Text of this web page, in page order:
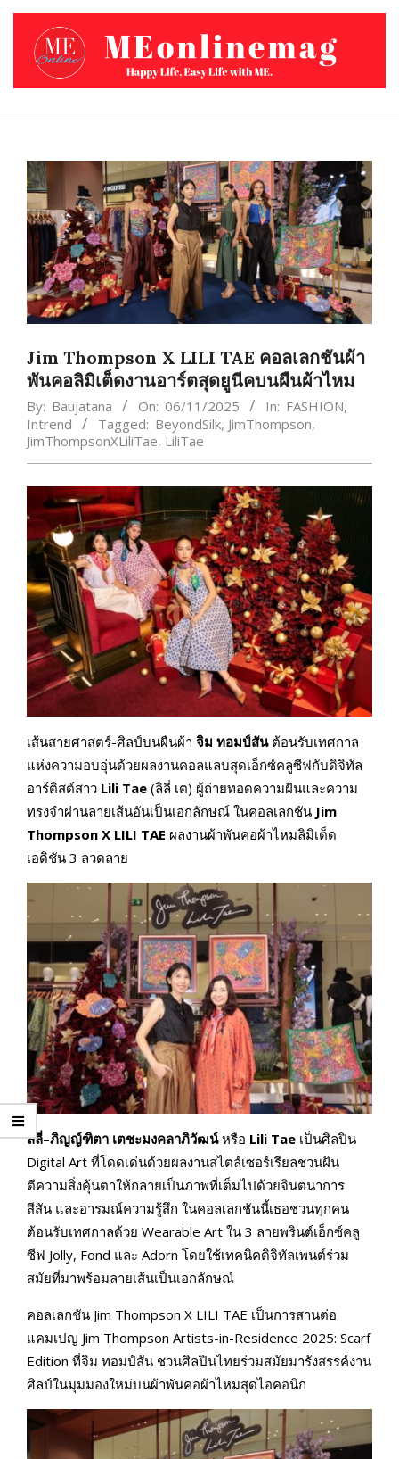
Skip
content
Primary
Menu
Jim Thompson X LILI TAE คอลเลกชันผ้า
พันคอลิมิเต็ดงานอาร์ตสุดยูนีคบนผืนผ้าไหม
By: Baujatana On: 06/11/2025 In: FASHION,
Intrend
Tagged: BeyondSilk, JimThompson,
JimThompsonXLiliTae, LiliTae
เส้นสายศาสตร์-ศิลป์บนผืนผ้า จิม ทอมป์สันต้อนรับเทศกาล
แห่งความอบอุ่นด้วยผลงานคอลแลบสุดเอ็กซ์คลูซีฟกับดิจิทัล
อาร์ติสต์สาว Lili Tae (ลิลี่ เต) ผู้ถ่ายทอดความฝันและความ
ทรงจำผ่านลายเส้นอันเป็นเอกลักษณ์ ในคอลเลกชัน Jim
Thompson X LILI TAE ผลงานผ้าพันคอผ้าไหมลิมิเต็ด
เอดิชัน 3 ลวดลาย
ลิลี่–ภิญญ์ฑิตา เตชะมงคลาภิวัฒน์หรือ Lili Tae เป็นศิลปิน
Digital Art ที่โดดเด่นด้วยผลงานสไตล์เซอร์เรียลชวนฝัน
ตีความสิ่งคุ้นตาให้กลายเป็นภาพที่เต็มไปด้วยจินตนาการ
สีสัน และอารมณ์ความรู้สึก ในคอลเลกชันนี้เธอชวนทุกคน
ต้อนรับเทศกาลด้วย Wearable Art ใน 3 ลายพรินต์เอ็กซ์คลู
ซีฟ Jolly, Fond และ Adorn โดยใช้เทคนิคดิจิทัลเพนต์ร่วม
สมัยที่มาพร้อมลายเส้นเป็นเอกลักษณ์
คอลเลกชัน Jim Thompson X LILI TAE เป็นการสานต่อ
แคมเปญ Jim Thompson Artists-in-Residence 2025: Scarf
Edition ที่จิม ทอมป์สัน ชวนศิลปินไทยร่วมสมัยมารังสรรค์งาน
ศิลป์ในมุมมองใหม่บนผ้าพันคอผ้าไหมสุดไอคอนิก